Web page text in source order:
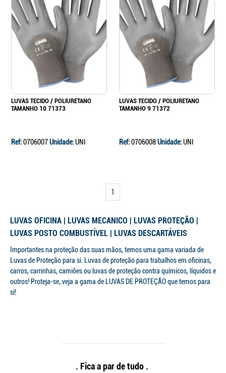
LUVAS TECIDO / POLIURETANO
TAMANHO 10 71373
Ref:0706007Unidade:UNI
LUVAS TECIDO / POLIURETANO
TAMANHO 9 71372
Ref:0706008Unidade:UNI
1
LUVAS OFICINA | LUVAS MECANICO | LUVAS PROTEÇÃO |
LUVAS POSTO COMBUSTÍVEL | LUVAS DESCARTÁVEIS
Importantes na proteção das suas mãos, temos uma gama variada de
Luvas de Proteção para si. Luvas de proteção para trabalhos em oficinas,
carros, carrinhas, camiões ou luvas de proteção contra químicos, líquidos e
outros! Proteja-se, veja a gama de LUVAS DE PROTEÇÃO que temos para
si!
Continuar a comprar
. Fica a par de tudo .